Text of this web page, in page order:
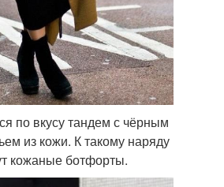
по вкусу тандем с чёрным
из кожи. К такому наряду
кожаные ботфорты.